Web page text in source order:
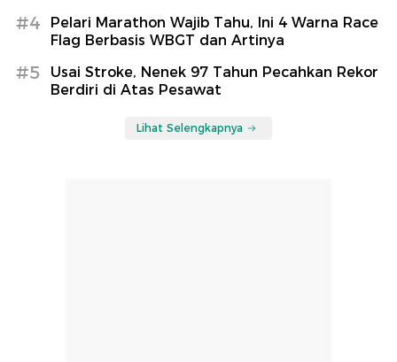
#4
Pelari Marathon Wajib Tahu, Ini 4 Warna Race
Flag Berbasis WBGT dan Artinya
#5
Usai Stroke, Nenek 97 Tahun Pecahkan Rekor
Berdiri di Atas Pesawat
Lihat Selengkapnya